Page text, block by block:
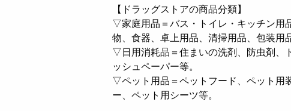
【ドラッグストアの商品分類】
▽家庭用品＝バス・トイレ・キッチン用
物、食器、卓上用品、清掃用品、包装用
▽日用消耗品＝住まいの洗剤、防虫剤、
ッシュペーパー等。
▽ペット用品＝ペットフード、ペット用
ー、ペット用シーツ等。